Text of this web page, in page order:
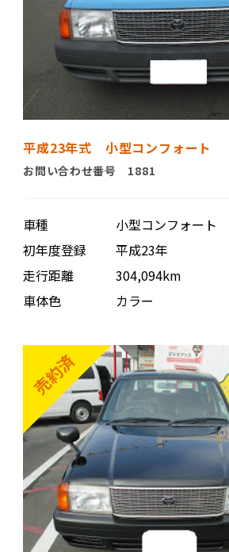
平成23年式 小型コンフォート
お問い合わせ番号 1881
車種
小型コンフォート
初年度登録
平成23年
走行距離
304,094km
車体色
カラー